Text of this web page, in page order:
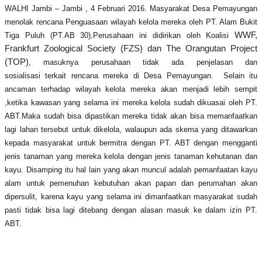
WALHI Jambi – Jambi , 4 Februari 2016. Masyarakat Desa Pemayungan
menolak rencana Penguasaan wilayah kelola mereka oleh PT. Alam Bukit
Tiga Puluh (PT.AB 30),Perusahaan ini didirikan oleh Koalisi WWF,
Frankfurt Zoological Society (FZS) dan The Orangutan Project
(TOP) , masuknya perusahaan tidak ada penjelasan dan
sosialisasiterkait rencana mereka di Desa Pemayungan. Selain itu
ancaman terhadap wilayah kelola mereka akan menjadi lebih sempit
,ketika kawasan yang selama ini mereka kelola sudah dikuasai oleh PT.
ABT.Maka sudah bisa dipastikan mereka tidak akan bisa memanfaatkan
lagi lahan tersebut untuk dikelola, walaupun ada skema yang ditawarkan
kepada masyarakat untuk bermitra dengan PT. ABT dengan mengganti
jenis tanaman yang mereka kelola dengan jenis tanaman kehutanan dan
kayu. Disamping itu hal lain yang akan muncul adalah pemanfaatan kayu
alam untuk pemenuhan kebutuhan akan papan dan perumahan akan
dipersulit, karena kayu yang selama ini dimanfaatkan masyarakat sudah
pasti tidak bisa lagi ditebang dengan alasan masuk ke dalam izin PT.
ABT.